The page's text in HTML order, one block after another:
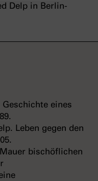
Delp in Berlin-
eines
Leben gegen den
bischöflichen